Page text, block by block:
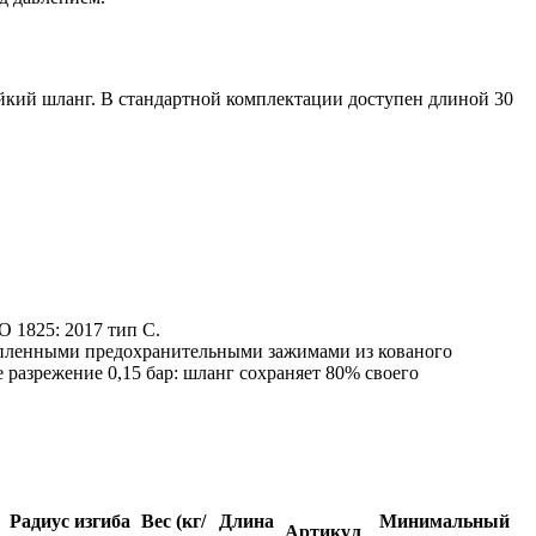
шланг. В стандартной комплектации доступен длиной 30
1825: 2017 тип C.
предохранительными зажимами из кованого
0,15 бар: шланг сохраняет 80% своего
Радиус изгиба Вес (кг/
Длина
Артикул
Минимальный